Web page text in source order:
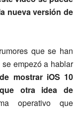
nueva versión de
que se han
empezó a hablar
mostrar iOS 10
otra idea de
operativo que